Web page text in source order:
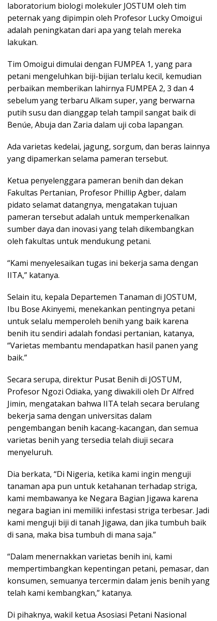
laboratorium biologi molekuler JOSTUM oleh tim
peternak yang dipimpin oleh Profesor Lucky Omoigui
adalah peningkatan dari apa yang telah mereka
lakukan.
Tim Omoigui dimulai dengan FUMPEA 1, yang para
petani mengeluhkan biji-bijian terlalu kecil, kemudian
perbaikan memberikan lahirnya FUMPEA 2, 3 dan 4
sebelum yang terbaru Alkam super, yang berwarna
putih susu dan dianggap telah tampil sangat baik di
Benúe, Abuja dan Zaria dalam uji coba lapangan.
Ada varietas kedelai, jagung, sorgum, dan beras lainnya
yang dipamerkan selama pameran tersebut.
Ketua penyelenggara pameran benih dan dekan
Fakultas Pertanian, Profesor Phillip Agber, dalam
pidato selamat datangnya, mengatakan tujuan
pameran tersebut adalah untuk memperkenalkan
sumber daya dan inovasi yang telah dikembangkan
oleh fakultas untuk mendukung petani.
“Kami menyelesaikan tugas ini bekerja sama dengan
IITA,” katanya.
Selain itu, kepala Departemen Tanaman di JOSTUM,
Ibu Bose Akinyemi, menekankan pentingnya petani
untuk selalu memperoleh benih yang baik karena
benih itu sendiri adalah fondasi pertanian, katanya,
“Varietas membantu mendapatkan hasil panen yang
baik.”
Secara serupa, direktur Pusat Benih di JOSTUM,
Profesor Ngozi Odiaka, yang diwakili oleh Dr Alfred
Jimin, mengatakan bahwa IITA telah secara berulang
bekerja sama dengan universitas dalam
pengembangan benih kacang-kacangan, dan semua
varietas benih yang tersedia telah diuji secara
menyeluruh.
Dia berkata, “Di Nigeria, ketika kami ingin menguji
tanaman apa pun untuk ketahanan terhadap striga,
kami membawanya ke Negara Bagian Jigawa karena
negara bagian ini memiliki infestasi striga terbesar. Jadi
kami menguji biji di tanah Jigawa, dan jika tumbuh baik
di sana, maka bisa tumbuh di mana saja.”
“Dalam menernakkan varietas benih ini, kami
mempertimbangkan kepentingan petani, pemasar, dan
konsumen, semuanya tercermin dalam jenis benih yang
telah kami kembangkan,” katanya.
Di pihaknya, wakil ketua Asosiasi Petani Nasional